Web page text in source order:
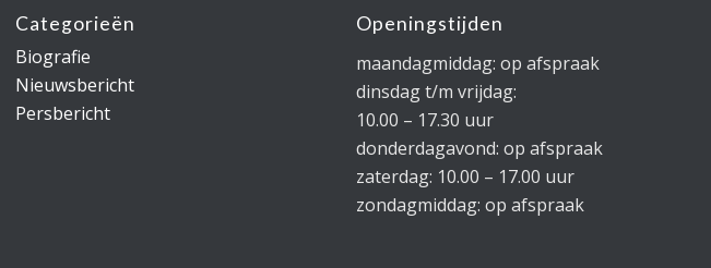
Categorieën
Biografie
Nieuwsbericht
Persbericht
Openingstijden
maandagmiddag: op afspraak
dinsdag t/m vrijdag:
10.00 – 17.30 uur
donderdagavond: op afspraak
zaterdag: 10.00 – 17.00 uur
zondagmiddag: op afspraak